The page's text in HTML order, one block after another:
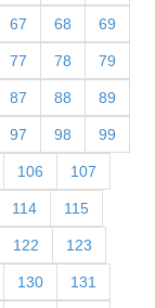
67 68 69
77 78 79
87 88 89
97 98 99
106 107
114 115
122 123
130 131